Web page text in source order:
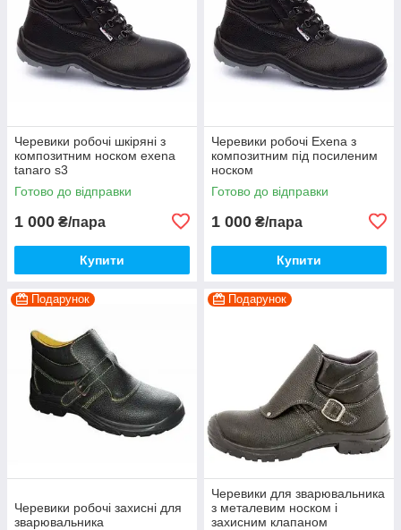
Черевики робочі шкіряні з
композитним носком exena
tanaro s3
Готово до відправки
1 000 ₴/пара
Купити
Черевики робочі Exena з
композитним під посиленим
носком
Готово до відправки
1 000 ₴/пара
Купити
Подарунок
Черевики робочі захисні для
зварювальника
Подарунок
Черевики для зварювальника
з металевим носком і
захисним клапаном